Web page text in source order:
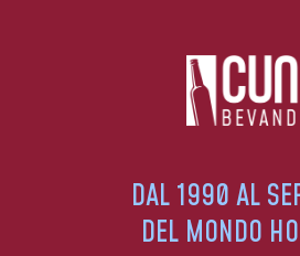
DAL 1990 AL
DEL MONDO